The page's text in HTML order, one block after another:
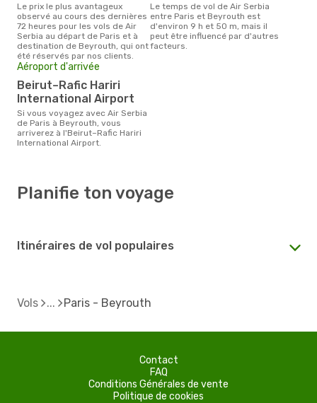
Le prix le plus avantageux
observé au cours des dernières
72 heures pour les vols de Air
Serbia au départ de Paris et à
destination de Beyrouth, qui ont
été réservés par nos clients.
Le temps de vol de Air Serbia
entre Paris et Beyrouth est
d'environ 9 h et 50 m, mais il
peut être influencé par d'autres
facteurs.
Aéroport d'arrivée
Beirut–Rafic Hariri
International Airport
Si vous voyagez avec Air Serbia
de Paris à Beyrouth, vous
arriverez à l'Beirut–Rafic Hariri
International Airport.
Planifie ton voyage
Itinéraires de vol populaires
Vols Paris - Beyrouth
Contact
FAQ
Conditions Générales de vente
Politique de cookies